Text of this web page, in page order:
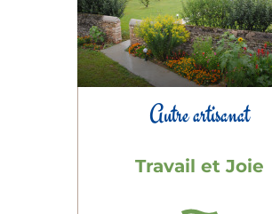
Autre artisanat
Travail et Joie